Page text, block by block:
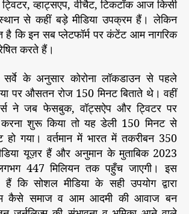
व्हाट्सएप, वीचैट, टिकटॉक आज किसी
से कहीं बड़े मीडिया उपक्रम हैं। लेकिन
है कि इन सब प्लेटफॉर्म पर कंटेंट आम नागरिक
करते हैं।
के अनुसार कोरोना लॉकडाउन से पहले
पर औसतन रोज 150 मिनट बिताते थे। वहीं
ने जब फेसबुक, वॉट्सऐप और ट्विटर पर
करना शुरू किया तो यह डेली 150 मिनट से
गया। वर्तमान में भारत में तकरीबन 350
यूज़र हैं और अनुमान के मुताबिक 2023
447 मिलियन तक पहुँच जाएगी। इस
कि सोशल मीडिया के सही उपयोग द्वारा
कैसे समाज व आम आदमी की आवाज बन